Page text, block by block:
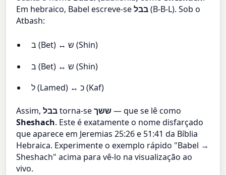
Em hebraico, Babel escreve-seבבל(B-B-L). Sob o
Atbash:
ב (Bet) ↔ ש (Shin)
ב (Bet) ↔ ש (Shin)
ל (Lamed) ↔ כ (Kaf)
Assim,בבלtorna-seששך— que se lê como
Sheshach. Este é exatamente o nome disfarçado
que aparece em Jeremias 25:26 e 51:41 da Bíblia
Hebraica. Experimente o exemplo rápido "Babel →
Sheshach" acima para vê-lo na visualização ao
vivo.